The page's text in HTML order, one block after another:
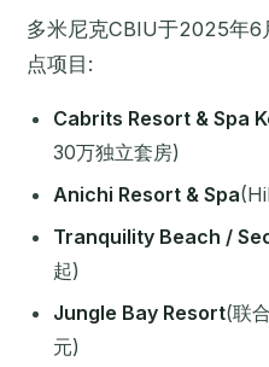
多米尼克CBIU于2025年6
点项目:
Cabrits Resort & Spa
30万独立套房)
Anichi Resort & Spa
Tranquility Beach /
起)
Jungle Bay Resort(联
元)